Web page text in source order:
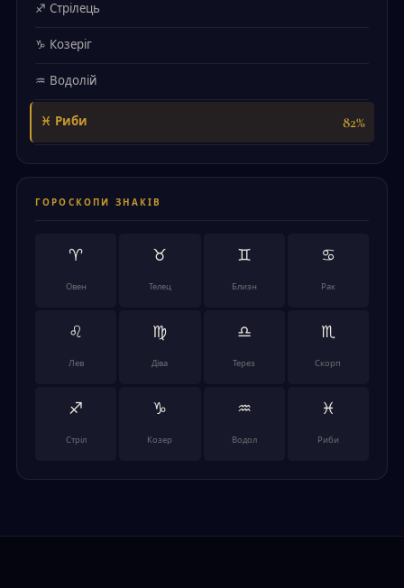
♐ Стрілець
♑ Козеріг
♒ Водолій
♓ Риби 82%
ГОРОСКОПИ ЗНАКІВ
♈
Овен
♉
Телец
♊
Близн
♋
Рак
♌
Лев
♍
Діва
♎
Терез
♏
Скорп
♐
Стріл
♑
Козер
♒
Водол
♓
Риби